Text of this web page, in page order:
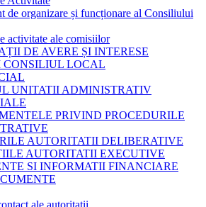
de organizare și funcționare al Consiliului
activitate ale comisiilor
DE AVERE ȘI INTERESE
CONSILIUL LOCAL
UNITATII ADMINISTRATIV
PRIVIND PROCEDURILE
AUTORITATII DELIBERATIVE
AUTORITATII EXECUTIVE
SI INFORMATII FINANCIARE